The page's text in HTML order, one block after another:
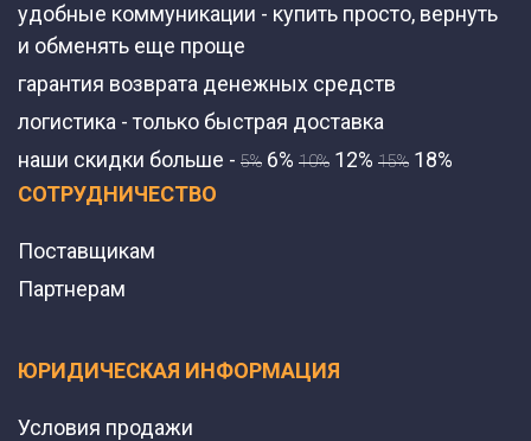
удобные коммуникации - купить просто, вернуть
и обменять еще проще
гарантия возврата денежных средств
логистика - только быстрая доставка
наши скидки больше - 5% 6% 10% 12% 15% 18%
СОТРУДНИЧЕСТВО
Поставщикам
Партнерам
ЮРИДИЧЕСКАЯ ИНФОРМАЦИЯ
Условия продажи